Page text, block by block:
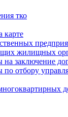
тко
карте
жилищных
заключение
отбору